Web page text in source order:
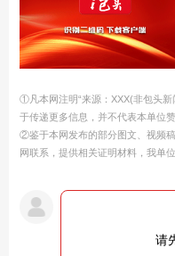
①凡本网注明“来源：XXX(非包头
于传递更多信息，并不代表本单位
②鉴于本网发布的部分图文、视频
网联系，提供相关证明材料，我单位
请